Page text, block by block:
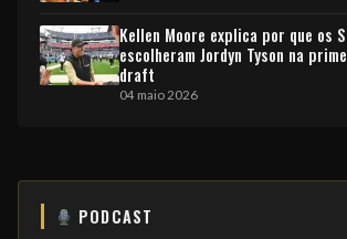
Kellen Moore explica por que os
escolheram Jordyn Tyson na
draft
04 maio 2026
PODCAST